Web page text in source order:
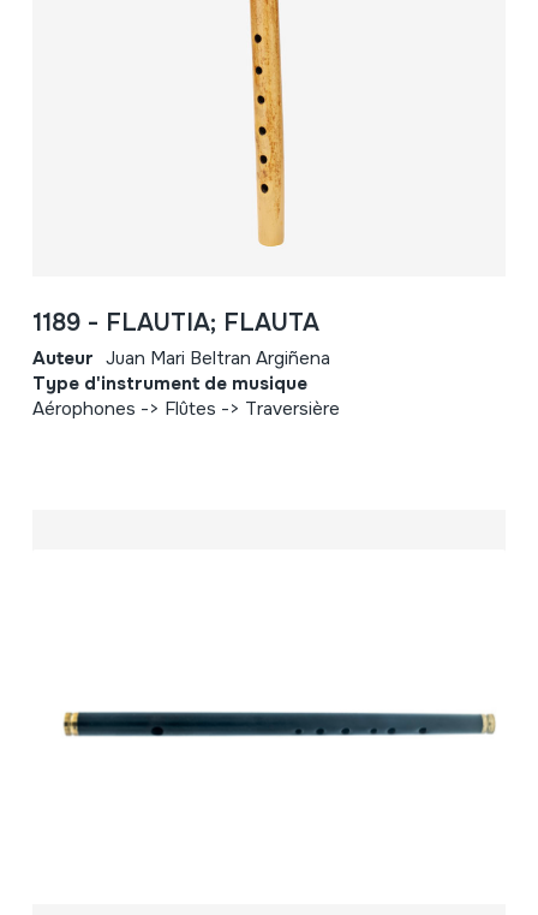
1189 - FLAUTIA; FLAUTA
Auteur Juan Mari Beltran Argiñena
Type d'instrument de musique
Aérophones -> Flûtes -> Traversière